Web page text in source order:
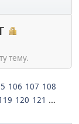
тему.
106 107 108
120 121 ...